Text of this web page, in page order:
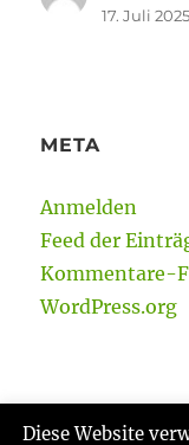
17. Juli 2025
META
Anmelden
Feed der
Kommentare-
WordPress.org
Diese Website